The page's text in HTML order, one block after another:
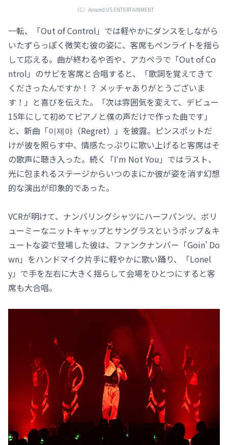
（C）️Around US ENTERTAINMENT
一転、「Out of Control」では軽やかにダンスをしながら
いたずらっぽく微笑む彼の姿に、客席もペンライトを揺ら
して応える。曲が終わるや否や、アカペラで「Out of Co
ntrol」のサビを客席と合唱すると、「歌詞を覚えてきて
くださったんですか！？ メッチャありがとうございま
す！」と喜びを伝えた。「次は雰囲気を変えて、デビュー
15年にして初めてピアノと僕の声だけで作った曲です」
と、新曲「이제야（Regret）」を披露。ピンスポットだ
けが彼を照らす中、情感たっぷりに歌い上げると客席はそ
の歌声に聴き入った。続く「Iʼm Not You」ではラスト、
光に包まれるステージからいつのまにか彼が姿を消す幻想
的な演出が印象的であった。
VCRが明けて、ナンバリングシャツにハーフパンツ、ボリ
ューミーなニットキャップとサングラスというポップ＆キ
ュートな姿で登場した彼は、ファンクナンバー「Goin' Do
wn」をハンドマイク片手に軽やかに歌い踊り、「Lonel
y」で手を左右に大きく揺らして会場をひとつにすると客
席も大合唱。